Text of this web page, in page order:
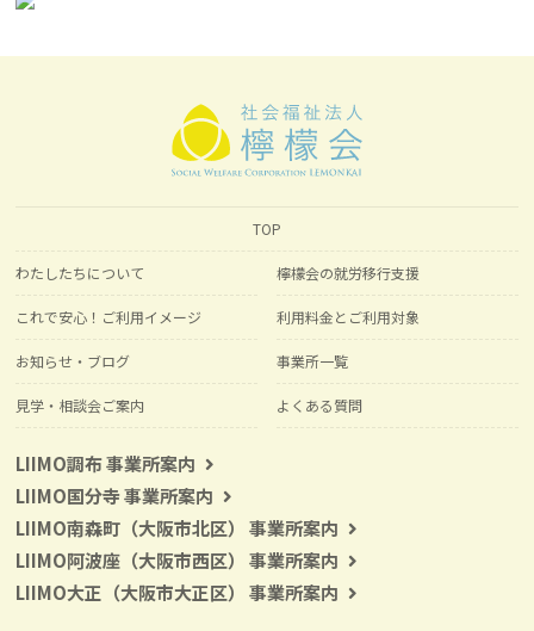
TOP
わたしたちについて 檸檬会の就労移行支援
これで安心！ご利用イメージ 利用料金とご利用対象
お知らせ・ブログ 事業所一覧
見学・相談会ご案内 よくある質問
LIIMO調布 事業所案内
LIIMO国分寺 事業所案内
LIIMO南森町（大阪市北区） 事業所案内
LIIMO阿波座（大阪市西区） 事業所案内
LIIMO大正（大阪市大正区） 事業所案内